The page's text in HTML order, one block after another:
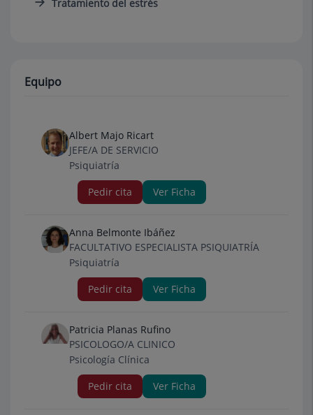
Tratamiento del estrés
Equipo
Albert Majo Ricart
JEFE/A DE SERVICIO
Psiquiatría
Pedir cita
Ver Ficha
Anna Belmonte Ibáñez
FACULTATIVO ESPECIALISTA PSIQUIATRÍA
Psiquiatría
Pedir cita
Ver Ficha
Patricia Planas Rufino
PSICOLOGO/A CLINICO
Psicología Clínica
Pedir cita
Ver Ficha